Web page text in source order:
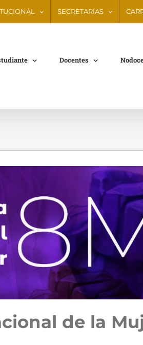
SECRETARIAS
Docentes
de la